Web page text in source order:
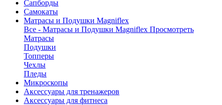
Сапборды
Самокаты
Матрасы и Подушки Magniflex
Все - Матрасы и Подушки Magniflex Просмотреть
Матрасы
Подушки
Топперы
Чехлы
Пледы
Микроскопы
Аксессуары для тренажеров
Аксессуары для фитнеса